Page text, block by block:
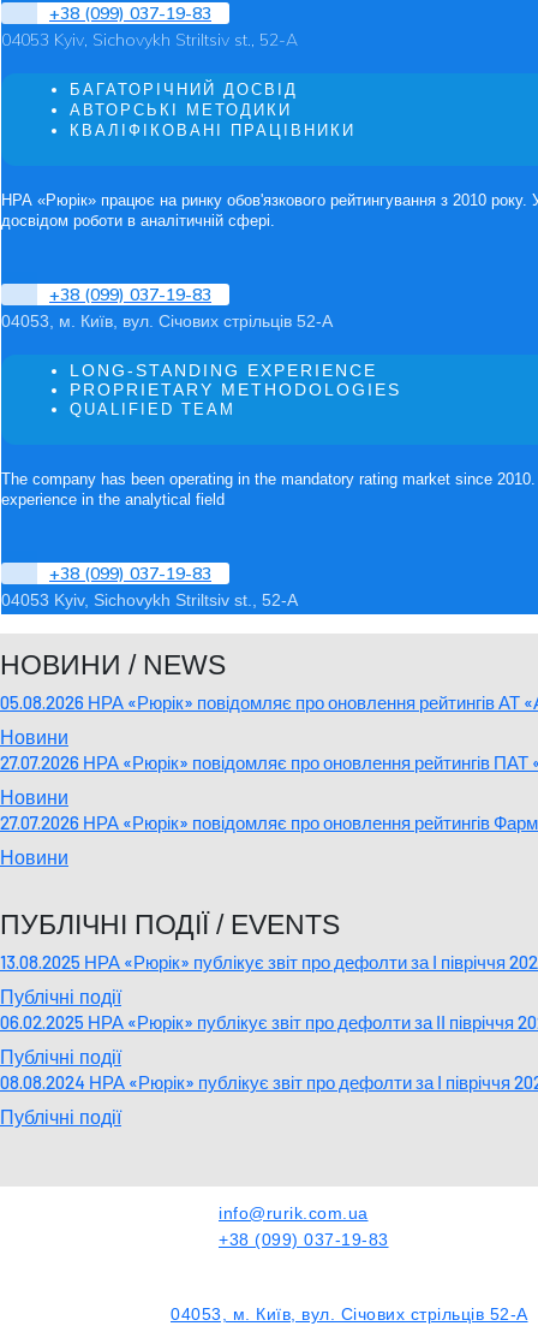
+38 (099) 037-19-83
04053 Kyiv, Sichovykh Striltsiv st., 52-A
БАГАТОРІЧНИЙ ДОСВІД
АВТОРСЬКІ МЕТОДИКИ
КВАЛІФІКОВАНІ ПРАЦІВНИКИ
НРА «Рюрік» працює на ринку обов'язкового рейтингування з 2010
досвідом роботи в аналітичній сфері.
+38 (099) 037-19-83
04053, м. Київ, вул. Січових стрільців 52-А
LONG-STANDING EXPERIENCE
PROPRIETARY METHODOLOGIES
QUALIFIED TEAM
The company has been operating in the mandatory rating market since
experience in the analytical field
+38 (099) 037-19-83
04053 Kyiv, Sichovykh Striltsiv st., 52-A
НОВИНИ / NEWS
05.08.2026 НРА «Рюрік» повідомляє про оновлення рейтингів
Новини
27.07.2026 НРА «Рюрік» повідомляє про оновлення рейтингів
Новини
27.07.2026 НРА «Рюрік» повідомляє про оновлення рейтингів
Новини
ПУБЛІЧНІ ПОДІЇ / EVENTS
13.08.2025 НРА «Рюрік» публікує звіт про дефолти за І півріччя
Публічні події
06.02.2025 НРА «Рюрік» публікує звіт про дефолти за ІІ півріччя
Публічні події
08.08.2024 НРА «Рюрік» публікує звіт про дефолти за І півріччя
Публічні події
info@rurik.com.ua
+38 (099) 037-19-83
04053, м. Київ, вул. Січових стрільців 52-А